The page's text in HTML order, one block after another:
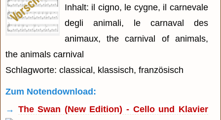
Inhalt: il cigno, le cygne, il carnevale
degli animali, le carnaval des
animaux, the carnival of animals,
the animals carnival
Schlagworte: classical, klassisch, französisch
Zum Notendownload:
→ The Swan (New Edition) - Cello und Klavier